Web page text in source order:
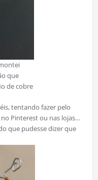
que
de cobre
tentando fazer pelo
Pinterest ou nas lojas…
que pudesse dizer que